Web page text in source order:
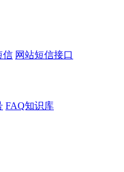
信 网站短信接口
FAQ知识库